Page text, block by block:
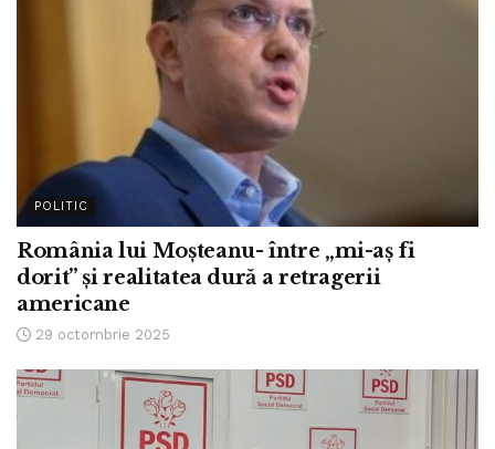
POLITIC
România lui Moșteanu- între „mi-aș fi
dorit” și realitatea dură a retragerii
americane
29 octombrie 2025